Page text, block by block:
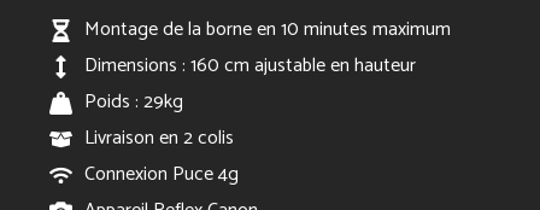
Montage de la borne en 10 minutes maximum
Dimensions : 160 cm ajustable en hauteur
Poids : 29kg
Livraison en 2 colis
Connexion Puce 4g